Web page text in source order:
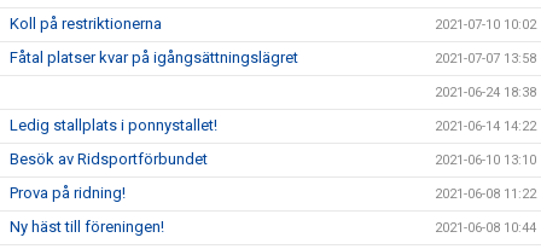
Koll på restriktionerna 2021-07-10 10:02
Fåtal platser kvar på igångsättningslägret 2021-07-07 13:58
2021-06-24 18:38
Ledig stallplats i ponnystallet! 2021-06-14 14:22
Besök av Ridsportförbundet 2021-06-10 13:10
Prova på ridning! 2021-06-08 11:22
Ny häst till föreningen! 2021-06-08 10:44